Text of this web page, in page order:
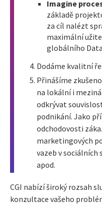
Imagine
základě
za cíl nalézt
maximální
globálního
Dodáme kvalitní
Přinášíme
na lokální i
odkrývat
podnikání. Jako
odchodovosti
marketingových
vazeb v sociálních
apod.
CGI nabízí široký rozsah
konzultace vašeho